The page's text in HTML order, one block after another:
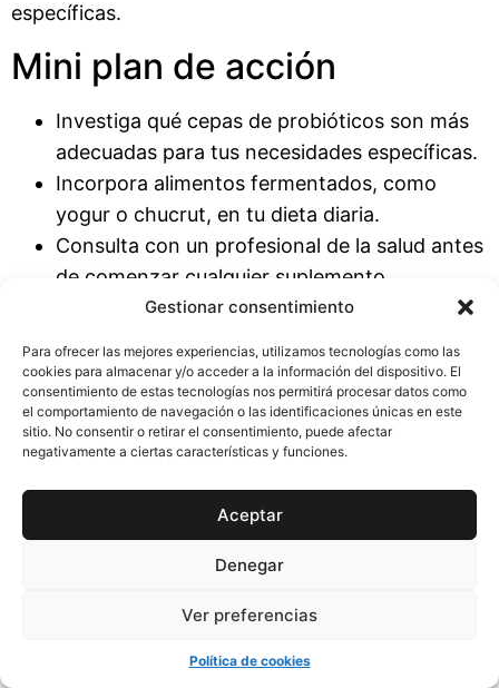
Gestionar consentimiento
Para ofrecer las mejores experiencias, utilizamos tecnologías como las
cookies para almacenar y/o acceder a la información del dispositivo. El
consentimiento de estas tecnologías nos permitirá procesar datos como
el comportamiento de navegación o las identificaciones únicas en este
sitio. No consentir o retirar el consentimiento, puede afectar
negativamente a ciertas características y funciones.
Aceptar
Denegar
Ver preferencias
Política de cookies
específicas.
Mini plan de acción
Investiga qué cepas de probióticos son más
adecuadas para tus necesidades específicas.
Incorpora alimentos fermentados, como
yogur o chucrut, en tu dieta diaria.
Consulta con un profesional de la salud antes
de comenzar cualquier suplemento
probiótico.
el probiótico adecuado para ti, con consejos y
recomendaciones basadas en investigaciones
científicas.
enfermedad, sino una vida llena de
vitalidad y energía.
Etiquetas: Probióticos